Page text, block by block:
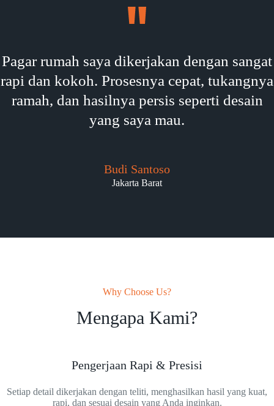
Pagar rumah saya dikerjakan dengan sangat
rapi dan kokoh. Prosesnya cepat, tukangnya
ramah, dan hasilnya persis seperti desain
yang saya mau.
Budi Santoso
Jakarta Barat
Why Choose Us?
Mengapa Kami?
Pengerjaan Rapi & Presisi
Setiap detail dikerjakan dengan teliti, menghasilkan hasil yang kuat,
rapi, dan sesuai desain yang Anda inginkan.